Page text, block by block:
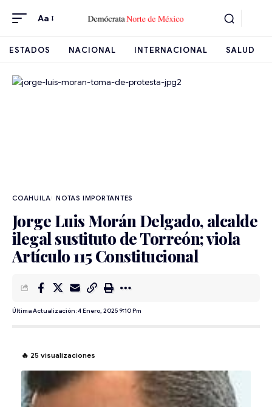
Aa
ESTADOS NACIONAL INTERNACIONAL SALUD
COAHUILA NOTAS IMPORTANTES
Jorge Luis Morán Delgado, alcalde
ilegal sustituto de Torreón; viola
Artículo 115 Constitucional
Última Actualización: 4 Enero, 2025 9:10 Pm
🔥 25 visualizaciones